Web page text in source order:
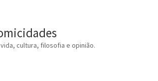
cultura, filosofia e opinião.